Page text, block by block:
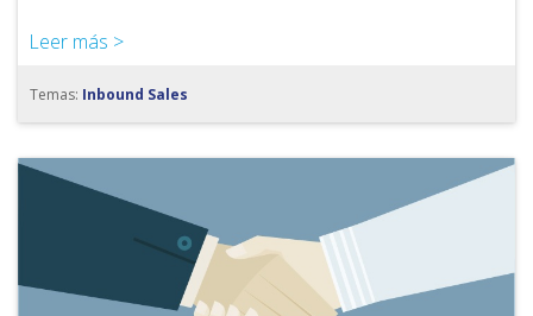
Leer más >
Temas: Inbound Sales